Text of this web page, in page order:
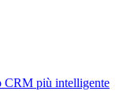
CRM più intelligente